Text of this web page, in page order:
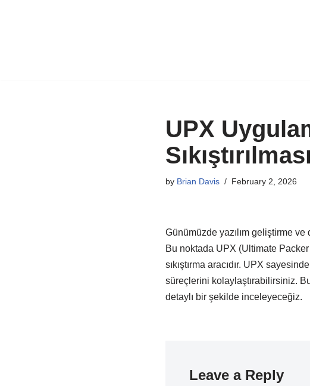
UPX
by Brian Davis February 2, 2026
Günümüzde yazılım geliştirme ve
Bu noktada UPX (Ultimate
sıkıştırma aracıdır. UPX
süreçlerini kolaylaştırabilirsiniz. Bu
detaylı bir şekilde inceleyeceğiz.
Leave a Reply